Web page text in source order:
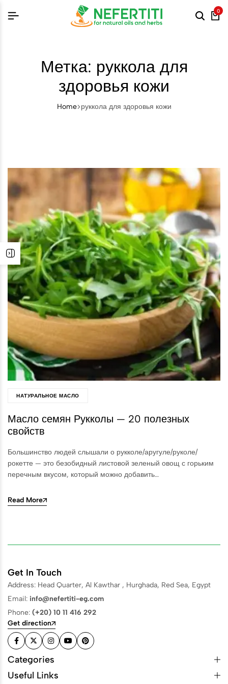
0
Метка: руккола для
здоровья кожи
Home руккола для здоровья кожи
НАТУРАЛЬНОЕ МАСЛО
Масло семян Рукколы — 20 полезных
свойств
Большинство людей слышали о рукколе/аругуле/руколе/
рокетте — это безобидный листовой зеленый овощ с горьким
перечным вкусом, который можно добавить…
Read More
Get In Touch
Address: Head Quarter, Al Kawthar , Hurghada, Red Sea, Egypt
Email: info@nefertiti-eg.com
Phone: (+20) 10 11 416 292
Get direction
Categories
Useful Links